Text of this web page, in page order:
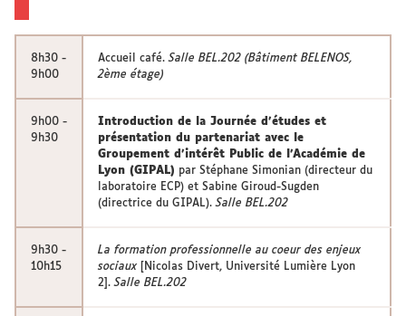
8h30 -
9h00
Accueil café.Salle BEL.202 (Bâtiment BELENOS,
2ème étage)
9h00 -
9h30
Introduction de la Journée d'études et
présentation du partenariat avec le
Groupement d'intérêt Public de l'Académie de
Lyon (GIPAL) par Stéphane Simonian (directeur du
laboratoire ECP) et Sabine Giroud-Sugden
(directrice du GIPAL).Salle BEL.202
9h30 -
10h15
La formation professionnelle au coeur des enjeux
sociaux[Nicolas Divert, Université Lumière Lyon
2].Salle BEL.202